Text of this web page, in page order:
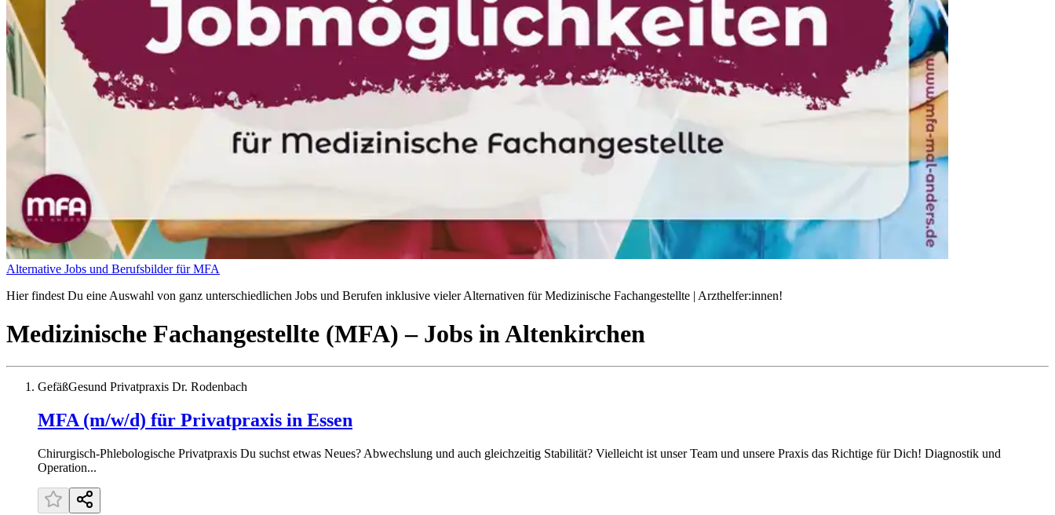
Alternative Jobs und Berufsbilder für MFA
Hier findest Du eine Auswahl von ganz unterschiedlichen Jobs und Berufen inklusive vieler Alternativen für Medizinische Fachangestellte | Arzthelfer:innen!
Medizinische Fachangestellte (MFA) – Jobs inAltenkirchen
GefäßGesund Privatpraxis Dr. Rodenbach
MFA (m/w/d) für Privatpraxis in Essen
Chirurgisch-Phlebologische Privatpraxis Du suchst etwas Neues? Abwechslung und auch gleichzeitig Stabilität? Vielleicht ist unser Team und unsere Praxis das Richtige für Dich! Diagnostik und
Operation...